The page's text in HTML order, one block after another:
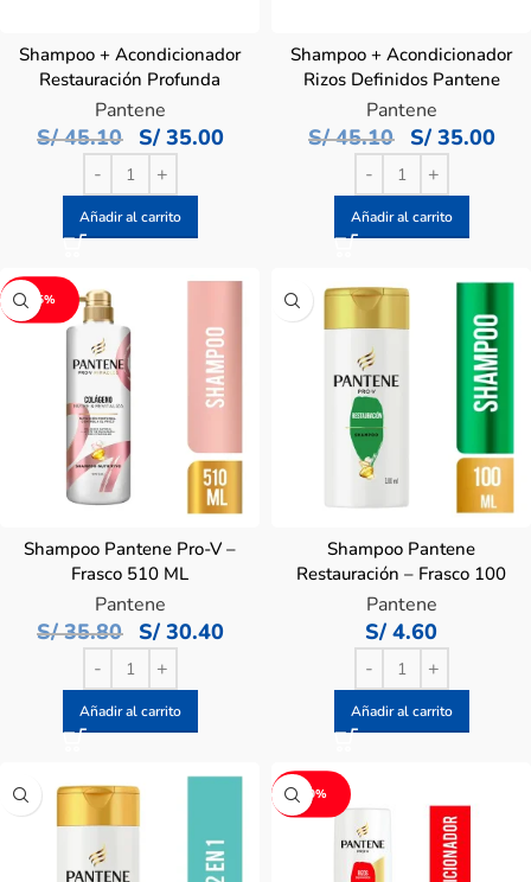
Shampoo + Acondicionador
Restauración Profunda
Pantene Pro V – Pack
Pantene
S/45.10 S/35.00
Añadir al carrito
Shampoo + Acondicionador
Rizos Definidos Pantene
Pro V – Pack
Pantene
S/45.10 S/35.00
Añadir al carrito
-15%
Shampoo Pantene Pro-V –
Frasco 510 ML
Pantene
S/35.80 S/30.40
Añadir al carrito
Shampoo Pantene
Restauración – Frasco 100
ML
Pantene
S/ 4.60
Añadir al carrito
-10%